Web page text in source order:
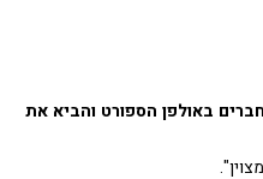
באולפן הספורט והביא את